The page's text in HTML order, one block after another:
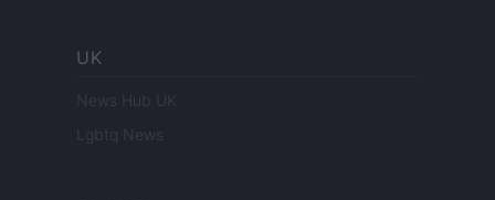
UK
News Hub UK
Lgbtq News